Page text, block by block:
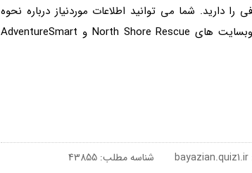
دارید. شما می توانید اطلاعات موردنیاز درباره نحوه
آماده شدن برای سفر و نکات ایمنی درباره برنامه های اینچنین را در وبسایت های North Shore Rescue و AdventureSmart
bayazian.quiz1.ir شناسه مطلب: 43855